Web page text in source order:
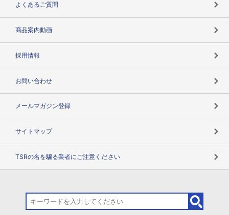
よくあるご質問
商品案内動画
採用情報
お問い合わせ
メールマガジン登録
サイトマップ
TSRの名を騙る業者にご注意ください